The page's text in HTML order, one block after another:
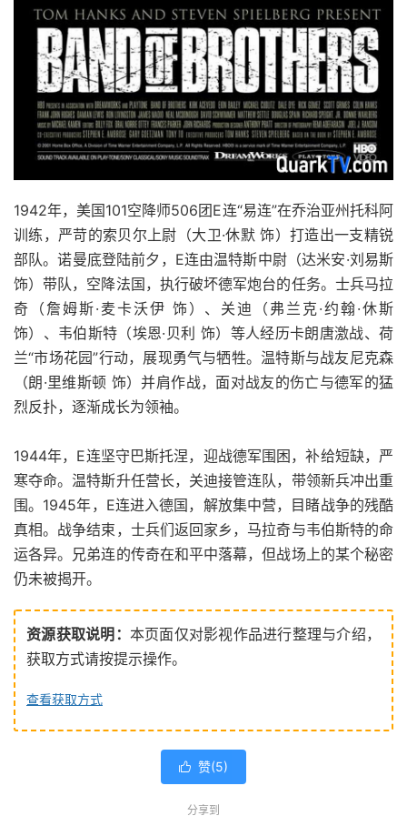
1942年，美国101空降师506团E连“易连”在乔治亚州托科阿
训练，严苛的索贝尔上尉（大卫·休默 饰）打造出一支精锐
部队。诺曼底登陆前夕，E连由温特斯中尉（达米安·刘易斯
饰）带队，空降法国，执行破坏德军炮台的任务。士兵马拉
奇（詹姆斯·麦卡沃伊 饰）、关迪（弗兰克·约翰·休斯
饰）、韦伯斯特（埃恩·贝利 饰）等人经历卡朗唐激战、荷
兰“市场花园”行动，展现勇气与牺牲。温特斯与战友尼克森
（朗·里维斯顿 饰）并肩作战，面对战友的伤亡与德军的猛
烈反扑，逐渐成长为领袖。
1944年，E连坚守巴斯托涅，迎战德军围困，补给短缺，严
寒夺命。温特斯升任营长，关迪接管连队，带领新兵冲出重
围。1945年，E连进入德国，解放集中营，目睹战争的残酷
真相。战争结束，士兵们返回家乡，马拉奇与韦伯斯特的命
运各异。兄弟连的传奇在和平中落幕，但战场上的某个秘密
仍未被揭开。
资源获取说明： 本页面仅对影视作品进行整理与介绍，
获取方式请按提示操作。
查看获取方式
 赞(5)
分享到